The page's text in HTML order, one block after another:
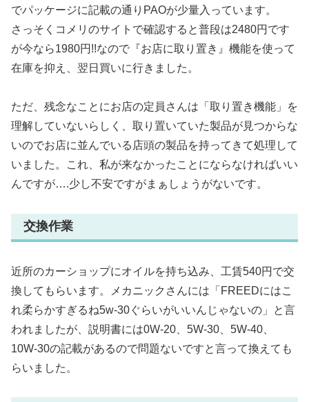
でパッケージに記載の通りPAOが少量入っています。
さっそくコメリのサイトで確認すると普段は2480円です
が今なら1980円!!なので『お店に取り置き』機能を使って
在庫を抑え、翌日買いに行きました。
ただ、残念なことにお店の定員さんは「取り置き機能」を
理解していないらしく、取り置いていた製品が見つからな
いのでお店に並んでいる店頭の製品を持ってきて処理して
いました。これ、私が来なかったことにならなければいい
んですが….少し不安ですがまぁしょうがないです。
交換作業
近所のカーショップにオイルを持ち込み、工賃540円で交
換してもらいます。メカニックさんには「FREEDにはこ
れ柔らかすぎるね5w-30ぐらいがいいんじゃないの」と言
われましたが、説明書には0W-20、5W-30、5W-40、
10W-30の記載があるので問題ないですと言って換えても
らいました。